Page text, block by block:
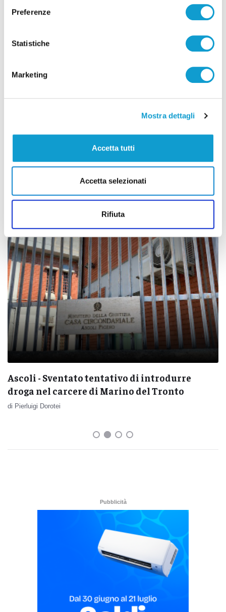
Preferenze
Statistiche
Marketing
Mostra dettagli
Accetta tutti
Accetta selezionati
Rifiuta
Successivo
Internazionale del Nuovo Cinema
Correlati
Ascoli - Sventato tentativo di introdurre
droga nel carcere di Marino del Tronto
di Pierluigi Dorotei
Pubblicità